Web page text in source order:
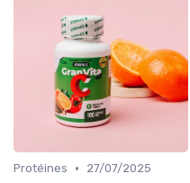
Protéines •
27/07/2025